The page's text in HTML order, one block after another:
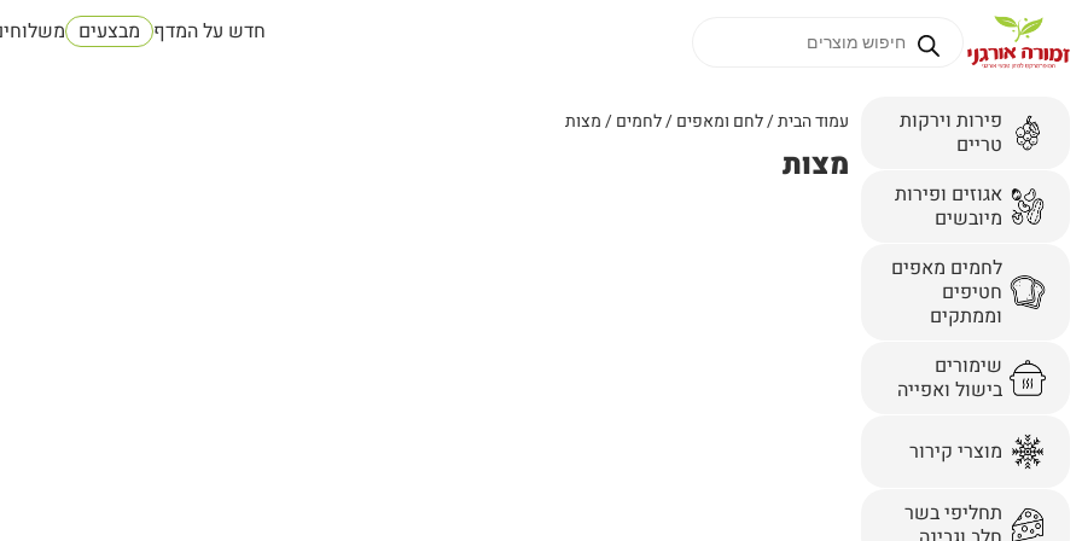
חדש על המדף מבצעים
פירות וירקות
טריים
אגוזים ופירות
מיובשים
לחמים מאפים
חטיפים
וממתקים
שימורים
בישול ואפייה
מוצרי קירור
תחליפי בשר
עמוד הבית/לחם ומאפים/לחמים/ מצות
מצות